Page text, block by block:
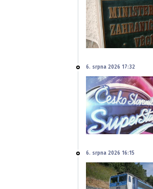
6. srpna 2026 17:32
6. srpna 2026 16:15